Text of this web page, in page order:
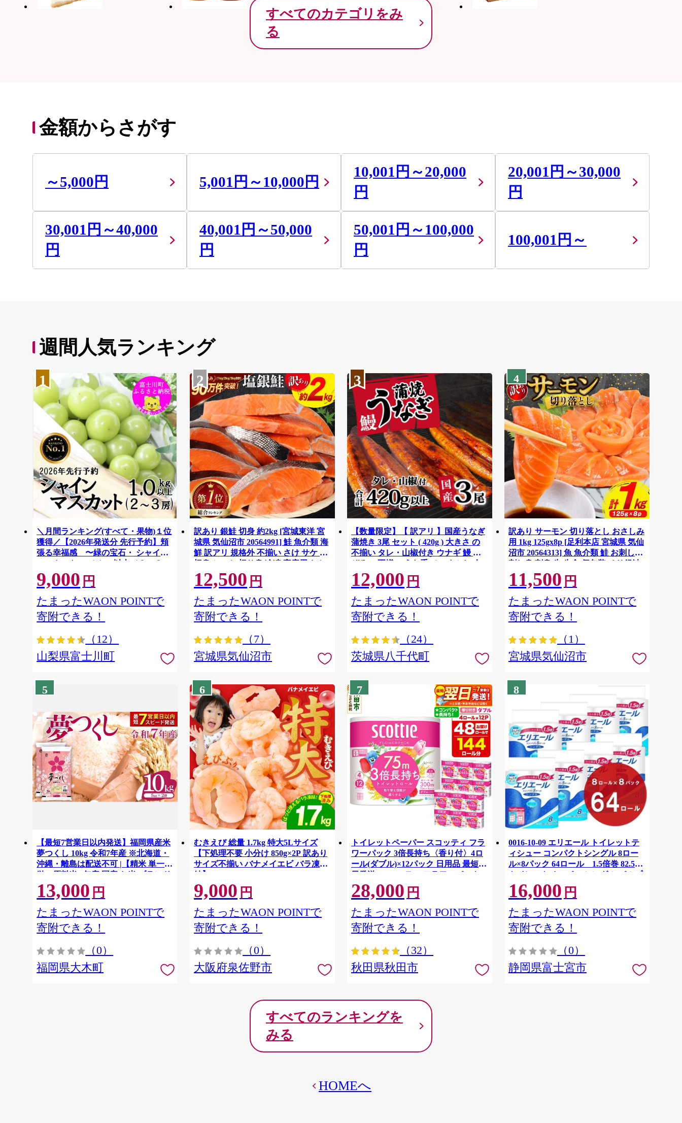
すべてのカテゴリをみ
る
金額からさがす
～5,000円 5,001円～10,000円
10,001円～20,000
円
20,001円～30,000
円
30,001円～40,000
円
40,001円～50,000
円
50,001円～100,000
円
100,001円～
週間人気ランキング
1
＼月間ランキング(すべて・果物)１位
獲得／【2026年発送分 先行予約】頬
張る幸福感 〜緑の宝石・ シャイン
マスカット 〜 １ｋｇ以上（２〜３
房） フルーツ 山梨県産 果物 くだも
の シャイン マスカット ぶどう ブド
ウ 葡萄 大粒 種なし 先行予約 富士川
町 10000円 一万円 9000円 九千円
9,000 円
たまったWAON POINTで
寄附できる！
（12）
山梨県富士川町
2
訳あり 銀鮭 切身 約2kg [宮城東洋 宮
城県 気仙沼市 20564991] 鮭 魚介類 海
鮮 訳アリ 規格外 不揃い さけ サケ 鮭
切身 シャケ 切り身 冷凍 家庭用 おか
ず 弁当 支援 サーモン 銀鮭切り身 魚
わけあり
12,500 円
たまったWAON POINTで
寄附できる！
（7）
宮城県気仙沼市
3
【数量限定】【 訳アリ 】国産うなぎ
蒲焼き 3尾 セット ( 420g ) 大きさ の
不揃い タレ・山椒付き ウナギ 鰻 ふ
ぞろい 不揃い うな重 ひつまぶし 人
気 茨城 八千代町 ふるさと納税 冷凍
[SF951ya]
12,000 円
たまったWAON POINTで
寄附できる！
（24）
茨城県八千代町
4
訳あり サーモン 切り落とし おさしみ
用 1kg 125gx8p [足利本店 宮城県 気仙
沼市 20564313] 魚 魚介類 鮭 お刺し身
刺し身 刺身 生 生食 個包装 チリ銀鮭
銀鮭 海鮮 海鮮丼 魚介
11,500 円
たまったWAON POINTで
寄附できる！
（1）
宮城県気仙沼市
5
【最短7営業日以内発送】福岡県産米
夢つくし 10kg 令和7年産 ※北海道・
沖縄・離島は配送不可 |【精米 単一米
単一原料米 7年産 国産 お米 ブランド
米 5kg × 2 ゆめつくし】CY009_01
13,000 円
たまったWAON POINTで
寄附できる！
（0）
福岡県大木町
6
むきえび 総量 1.7kg 特大5Lサイズ
【下処理不要 小分け 850g×2P 訳あり
サイズ不揃い バナメイエビ バラ凍
結】 G4142
9,000 円
たまったWAON POINTで
寄附できる！
（0）
大阪府泉佐野市
7
トイレットペーパー スコッティ フラ
ワーパック 3倍長持ち〈香り付〉4ロ
ール(ダブル)×12パック 日用品 最短翌
日発送 [スコッティ フラワーパック
トイレットペーパー 日本製紙クレシ
ア] 秋田県秋田市
28,000 円
たまったWAON POINTで
寄附できる！
（32）
秋田県秋田市
8
0016-10-09 エリエール トイレットテ
ィシュー コンパクトシングル 8ロー
ル×8パック 64ロール 1.5倍巻 82.5m
トイレットペーパー シングル パルプ
100％ 香りつき 日用品 消耗品 備蓄
16,000 円
たまったWAON POINTで
寄附できる！
（0）
静岡県富士宮市
すべてのランキングを
みる
HOMEへ